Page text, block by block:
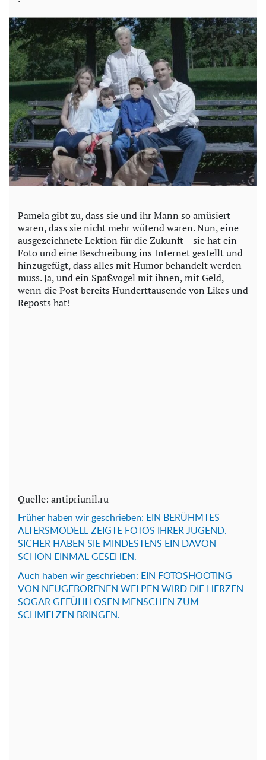
Pamela gibt zu, dass sie und ihr Mann so amüsiert
waren, dass sie nicht mehr wütend waren. Nun, eine
ausgezeichnete Lektion für die Zukunft – sie hat ein
Foto und eine Beschreibung ins Internet gestellt und
hinzugefügt, dass alles mit Humor behandelt werden
muss. Ja, und ein Spaßvogel mit ihnen, mit Geld,
wenn die Post bereits Hunderttausende von Likes und
Reposts hat!
Quelle: antipriunil.ru
Früher haben wir geschrieben: EIN BERÜHMTES
ALTERSMODELL ZEIGTE FOTOS IHRER JUGEND.
SICHER HABEN SIE MINDESTENS EIN DAVON
SCHON EINMAL GESEHEN.
Auch haben wir geschrieben: EIN FOTOSHOOTING
VON NEUGEBORENEN WELPEN WIRD DIE HERZEN
SOGAR GEFÜHLLOSEN MENSCHEN ZUM
SCHMELZEN BRINGEN.